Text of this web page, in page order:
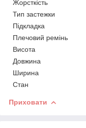
Жорсткість
Тип застежки
Підкладка
Плечовий ремінь
Висота
Довжина
Ширина
Стан
Приховати